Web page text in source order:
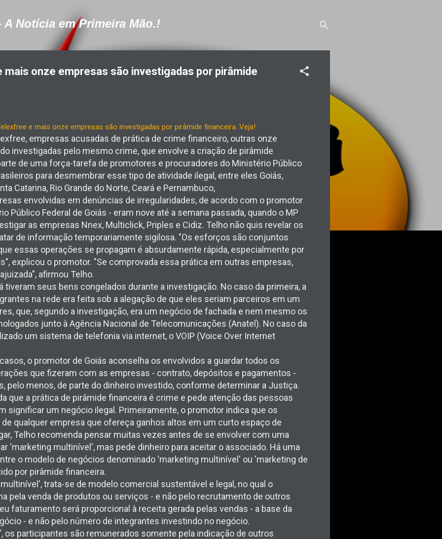
A Notícia em Primeira Mão.!
mais onze empresas são investigadas por pirâmide
empresas acusadas de prática de crime financeiro, outras onze
investigadas pelo mesmo crime, que envolve a criação de pirâmide
de uma força-tarefa de promotores e procuradores do Ministério Público
para desmembrar esse tipo de atividade ilegal, entre eles Goiás,
Catarina, Rio Grande do Norte, Ceará e Pernambuco,
envolvidas em denúncias de irregularidades, de acordo com o promotor
Público Federal de Goiás - eram nove até a semana passada, quando o MP
as empresas Nnex, Multiclick, Priples e Cidiz. Telho não quis revelar os
de informação temporariamente sigilosa. "Os esforços são conjuntos
essas operações se propagam é absurdamente rápida, especialmente por
explicou o promotor. "Se comprovada essa prática em outras empresas,
afirmou Telho.
tiveram seus bens congelados durante a investigação. No caso da primeira, a
na rede era feita sob a alegação de que eles seriam parceiros em um
que, segundo a investigação, era um negócio de fachada e nem mesmo os
junto à Agência Nacional de Telecomunicações (Anatel). No caso da
um sistema de telefonia via internet, o VOIP (Voice Over Internet
o promotor de Goiás aconselha os envolvidos a guardar todos os
que fizeram com as empresas - contrato, depósitos e pagamentos -
pelo menos, de parte do dinheiro investido, conforme determinar a Justiça.
que a prática de pirâmide financeira é crime e pede atenção das pessoas
significar um negócio ilegal. Primeiramente, o promotor indica que os
qualquer empresa que ofereça ganhos altos em um curto espaço de
Telho recomenda pensar muitas vezes antes de se envolver com uma
'marketing multinível', mas pede dinheiro para aceitar o associado. Há uma
o modelo de negócios denominado 'marketing multinível' ou 'marketing de
por pirâmide financeira.
trata-se de modelo comercial sustentável e legal, no qual o
pela venda de produtos ou serviços - e não pelo recrutamento de outros
faturamento será proporcional à receita gerada pelas vendas - a base da
- e não pelo número de integrantes investindo no negócio.
os participantes são remunerados somente pela indicação de outros